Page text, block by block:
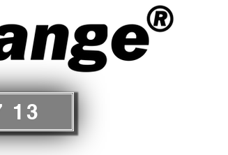
13